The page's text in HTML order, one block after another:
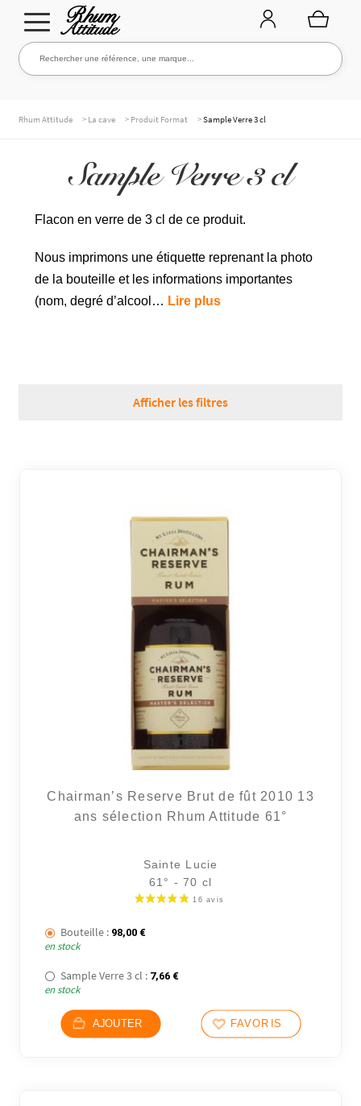
Aller
à
Aller
au
Rechercher une référence, une marque...
Rechercher
NOS RHUMS
MARQUES
Rhum Attitude > La cave > Produit Format >Sample Verre 3 cl
Sample Verre 3 cl
Flacon en verre de 3 cl de ce produit.
Nous imprimons une étiquette reprenant la photo
de la bouteille et les informations importantes
(nom, degré d’alcool… Lire plus
Afficher les filtres
Chairman’s Reserve Brut de fût 2010 13
ans sélection Rhum Attitude 61°
Sainte Lucie
61° - 70 cl
Bouteille : 98,00 €
en stock
Sample Verre 3 cl : 7,66 €
en stock
AJOUTER FAVORIS